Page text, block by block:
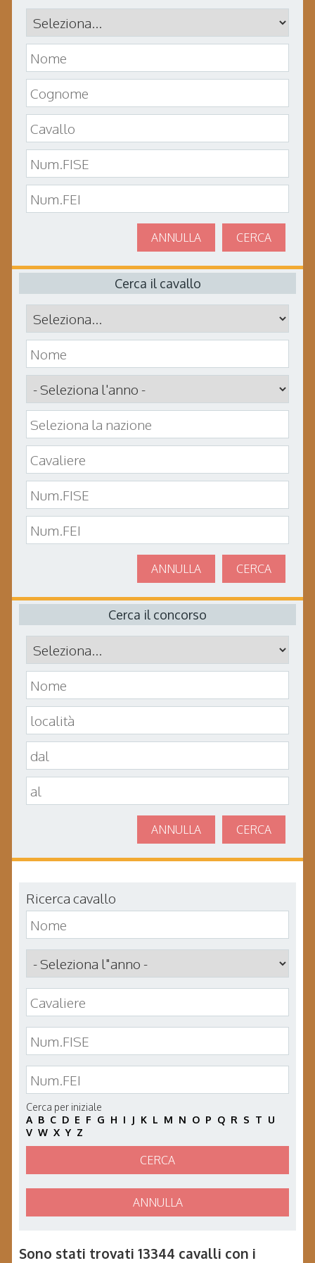
CERCA
ANNULLA
Cerca il cavallo
CERCA
ANNULLA
Cerca il concorso
CERCA
ANNULLA
Ricerca cavallo
Cerca per iniziale
A B C D E F G H I J K L M N O P Q R S T U
V W X Y Z
CERCA
ANNULLA
Sono stati trovati 13344 cavalli con i